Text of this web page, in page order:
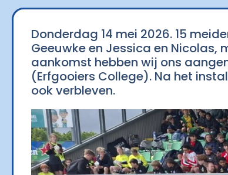
Donderdag 14 mei 2026. 15
Geeuwke en Jessica en Nicolas,
aankomst hebben wij ons
(Erfgooiers College). Na het
ook verbleven.